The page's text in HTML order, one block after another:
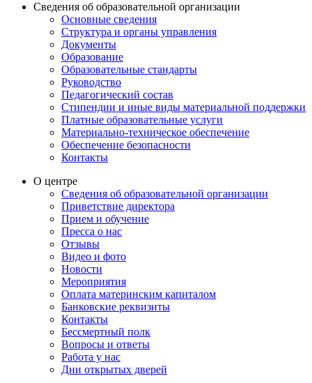
Сведения об образовательной организации
Основные сведения
Структура и органы управления
Документы
Образование
Образовательные стандарты
Руководство
Педагогический состав
Стипендии и иные виды материальной поддержки
Платные образовательные услуги
Материально-техническое обеспечение
Обеспечение безопасности
Контакты
О центре
Сведения об образовательной организации
Приветствие директора
Прием и обучение
Пресса о нас
Отзывы
Видео и фото
Новости
Мероприятия
Оплата материнским капиталом
Банковские реквизиты
Контакты
Бессмертный полк
Вопросы и ответы
Работа у нас
Дни открытых дверей